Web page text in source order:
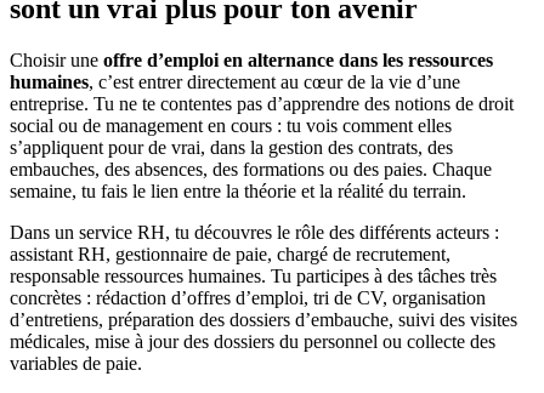
sont un vrai plus pour ton avenir
Choisir une offre d’emploi en alternance dans les ressources
humaines, c’est entrer directement au cœur de la vie d’une
entreprise. Tu ne te contentes pas d’apprendre des notions de droit
social ou de management en cours : tu vois comment elles
s’appliquent pour de vrai, dans la gestion des contrats, des
embauches, des absences, des formations ou des paies. Chaque
semaine, tu fais le lien entre la théorie et la réalité du terrain.
Dans un service RH, tu découvres le rôle des différents acteurs :
assistant RH, gestionnaire de paie, chargé de recrutement,
responsable ressources humaines. Tu participes à des tâches très
concrètes : rédaction d’offres d’emploi, tri de CV, organisation
d’entretiens, préparation des dossiers d’embauche, suivi des visites
médicales, mise à jour des dossiers du personnel ou collecte des
variables de paie.